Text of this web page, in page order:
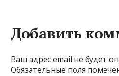
Добавить
Ваш адрес email не будет
Обязательные поля